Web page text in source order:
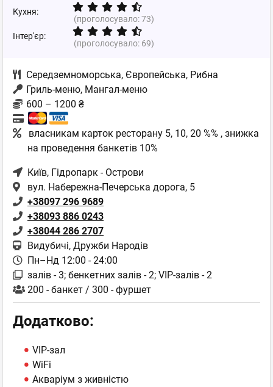
Кухня:
(проголосувало:73)
Інтер'єр:
(проголосувало: 69)
Середземноморська, Європейська, Рибна
Гриль-меню, Мангал-меню
600 – 1200 ₴
власникам карток ресторану 5, 10, 20 %% , знижка
на проведення банкетів 10%
Київ, Гідропарк - Острови
вул. Набережна-Печерська дорога, 5
+38097 296 9689
+38093 886 0243
+38044 286 2707
Видубичі, Дружби Народів
Пн–Нд 12:00 - 24:00
залів - 3; бенкетних залів - 2; VIP-залів - 2
200 - банкет / 300 - фуршет
Додатково:
VIP-зал
WiFi
Акваріум з живністю